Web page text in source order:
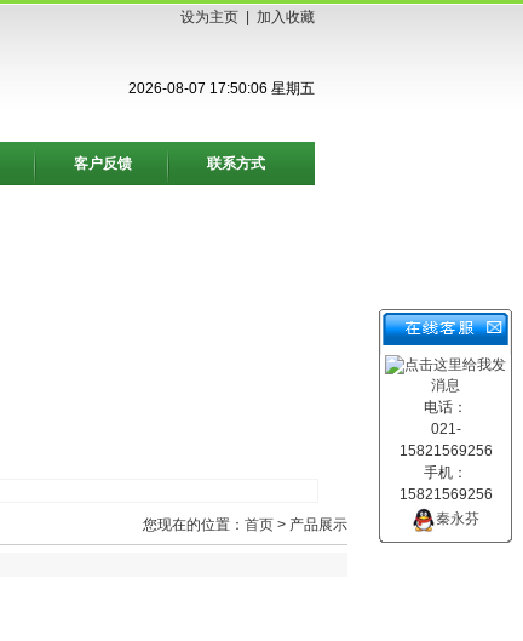
设为主页 加入收藏
2026-08-07 17:50:07 星期五
客户反馈 联系方式
您现在的位置： 首页> 产品展示
电话：
021-
15821569256
手机：
15821569256
秦永芬